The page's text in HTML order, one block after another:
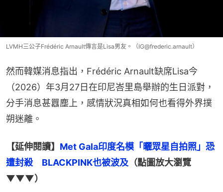
LVMH三公子Frédéric Arnault傳言是Lisa男友。（IG@frederic.arnault）
然而韓媒消息指出，Frédéric Arnault缺席Lisa今
（2026）年3月27日在印尼峇里島舉辦的生日派對，
分手消息甚囂塵上，感情狀況真相如何也看得外界撲
朔迷離。
【延伸閱讀】 Met Gala印度名模「曬眾星自拍照」恐
遭封殺　BLACKPINK也被波及（點圖放大瀏覽
▼▼▼）